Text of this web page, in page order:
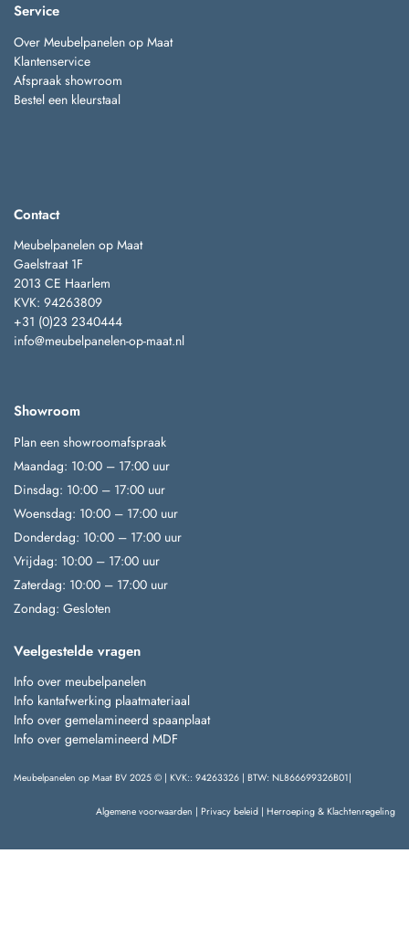
Service
Over Meubelpanelen op Maat
Klantenservice
Afspraak showroom
Bestel een kleurstaal
Contact
Meubelpanelen op Maat
Gaelstraat 1F
2013 CE Haarlem
KVK: 94263809
+31 (0)23 2340444
info@meubelpanelen-op-maat.nl
Showroom
Plan een showroomafspraak
Maandag: 10:00 – 17:00 uur
Dinsdag: 10:00 – 17:00 uur
Woensdag: 10:00 – 17:00 uur
Donderdag: 10:00 – 17:00 uur
Vrijdag: 10:00 – 17:00 uur
Zaterdag: 10:00 – 17:00 uur
Zondag: Gesloten
Veelgestelde vragen
Info over meubelpanelen
Info kantafwerking plaatmateriaal
Info over gemelamineerd spaanplaat
Info over gemelamineerd MDF
Meubelpanelen op Maat BV 2025 © | KVK:: 94263326 | BTW: NL866699326B01|
Algemene voorwaarden | Privacy beleid | Herroeping & Klachtenregeling